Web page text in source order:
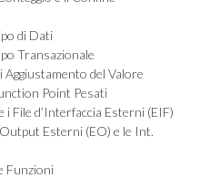
di Dati
Transazionale
del Valore
Point Pesati
i File d’Interfaccia Esterni (EIF)
Esterni (EO) e le Int.
Funzioni